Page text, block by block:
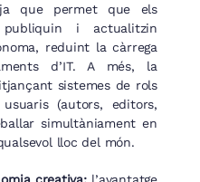
que permet que els
i actualitzin
reduint la càrrega
d’IT. A més, la
sistemes de rols
(autors, editors,
simultàniament en
lloc del món.
creativa:l’avantatge